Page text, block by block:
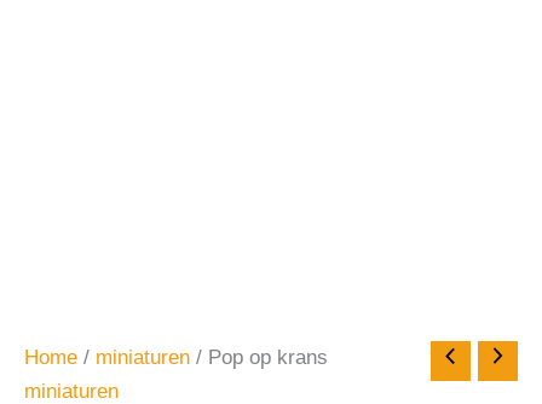
Home / miniaturen / Pop op krans
miniaturen